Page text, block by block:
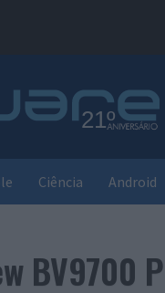
Ciência Android
BV9700